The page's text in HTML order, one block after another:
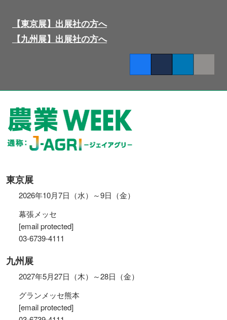
【東京展】出展社の方へ
【九州展】出展社の方へ
東京展
2026年10月7日（水）～9日（金）
幕張メッセ
[email protected]
03-6739-4111
九州展
2027年5月27日（木）～28日（金）
グランメッセ熊本
[email protected]